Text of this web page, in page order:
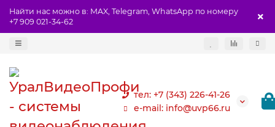
Найти нас можно в: MAX, Telegram, WhatsApp по номеру
+7 909 021-34-62
тел: +7 (343) 226-41-26
e-mail: info@uvp66.ru